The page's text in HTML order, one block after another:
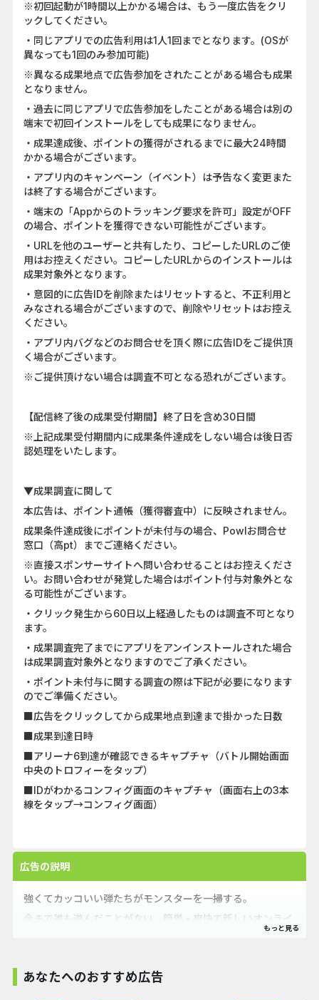
※初回起動が1時間以上かかる場合は、もう一度広告をクリ
ックしてください。
・同じアプリでの広告利用は1人1回までとなります。(OSが
異なっても1回のみ参加可能)
※異なる成果地点で広告参加をされたことがある場合も成果
となりません。
・過去に同じアプリで広告参加をしたことがある場合は別の
端末で初回インストールをしても成果になりません。
・成果達成後、ポイントの獲得がされるまでに最大24時間
かかる場合がございます。
・アプリ内のキャンペーン（イベント）は予告なく変更また
は終了する場合がございます。
・端末の「Appからのトラッキング要求を許可」設定がOFF
の場合、ポイントを獲得できない可能性がございます。
・URLを他のユーザーと共有したり、コピーしたURLのご使
用はお控えください。コピーしたURLからのインストールは
成果対象外となります。
・意図的に広告IDを削除またはリセットすると、不正利用と
みなされる場合がございますので、削除やリセットはお控え
ください。
・アプリ内バグなどのお問合せを頂く際に広告IDをご提供頂
く場合がございます。
※ご提供頂けない場合は調査不可となる恐れがございます。
【配信終了後の成果受付期間】終了日を含め30日間
※上記成果受付期間内に成果条件達成をしない場合は後日否
認処理をいたします。
▼成果調査に関して
本広告は、ポイント通帳（獲得審査中）に反映されません。
成果条件達成後にポイントが未付与の場合、Powlお問合せ
窓口（高pt）までご連絡ください。
※直接スポンサーサイトへ問い合わせることはお控えくださ
い。お問い合わせが発覚した場合はポイント付与対象外とな
る可能性がございます。
・クリック発生から60日以上経過したものは調査不可となり
ます。
・成果調査完了までにアプリをアンインストールされた場合
は成果調査対象外となりますのでご了承ください。
・ポイント未付与に関する調査の際は下記が必要になります
のでご準備ください。
■広告をクリックしてから成果地点到達まで掛かった日数
■成果到達日時
■アリーナ6到達が確認できるキャプチャ（バトル開始画面
中央のトロフィーをタップ）
■IDがわかるコンフィグ画面のキャプチャ（画面右上の3本
線をタップ→コンフィグ画面）
広告の説明
強くてカッコいい弾たちがモンスターを一掃する。
今まで誰も遊んだことがない、簡単・爽快で新しいオンライ
あなたへのおすすめ広告